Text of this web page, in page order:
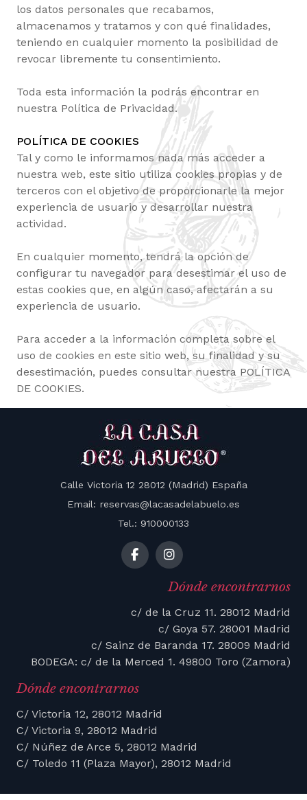
los datos personales que recabamos,
almacenamos y tratamos y con qué finalidades,
teniendo en cualquier momento la posibilidad de
revocar libremente tu consentimiento.
Toda esta información la podrás encontrar en
nuestra Política de Privacidad.
POLÍTICA DE COOKIES
Tal y como le informamos nada más acceder a
nuestra web, este sitio utiliza cookies propias y de
terceros con el objetivo de proporcionarle la mejor
experiencia de usuario y desarrollar nuestra
actividad.
En cualquier momento, tendrá la opción de
configurar tu navegador para desestimar el uso de
estas cookies que, en algún caso, afectarán a su
experiencia de usuario.
Para acceder a la información completa sobre el
uso de cookies en este sitio web, su finalidad y su
desestimación, puedes consultar nuestra POLÍTICA
DE COOKIES.
Dónde encontrarnos
C/ Victoria 12, 28012 Madrid
C/ Victoria 9, 28012 Madrid
C/ Núñez de Arce 5, 28012 Madrid
C/ Toledo 11 (Plaza Mayor), 28012 Madrid
Calle Victoria 12 28012 (Madrid) España
Email: reservas@lacasadelabuelo.es
Tel.: 910000133
Dónde encontrarnos
c/ de la Cruz 11. 28012 Madrid
c/ Goya 57. 28001 Madrid
c/ Sainz de Baranda 17. 28009 Madrid
BODEGA: c/ de la Merced 1. 49800 Toro (Zamora)